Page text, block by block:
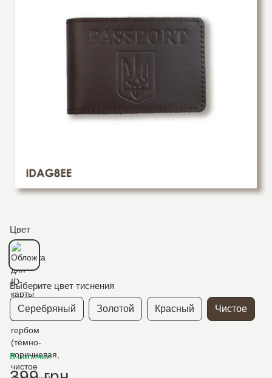
Цвет
Выберите цвет тиснения
Серебряный Золотой Красный Чистое
В наличии